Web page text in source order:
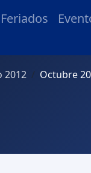
Feriados
2012 Octubre